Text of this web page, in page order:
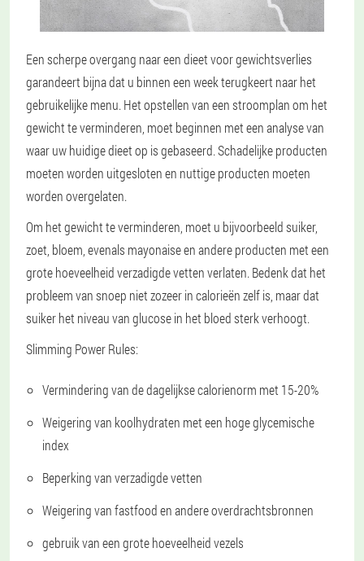
Een scherpe overgang naar een dieet voor gewichtsverlies
garandeert bijna dat u binnen een week terugkeert naar het
gebruikelijke menu. Het opstellen van een stroomplan om het
gewicht te verminderen, moet beginnen met een analyse van
waar uw huidige dieet op is gebaseerd. Schadelijke producten
moeten worden uitgesloten en nuttige producten moeten
worden overgelaten.
Om het gewicht te verminderen, moet u bijvoorbeeld suiker,
zoet, bloem, evenals mayonaise en andere producten met een
grote hoeveelheid verzadigde vetten verlaten. Bedenk dat het
probleem van snoep niet zozeer in calorieën zelf is, maar dat
suiker het niveau van glucose in het bloed sterk verhoogt.
Slimming Power Rules:
Vermindering van de dagelijkse calorienorm met 15-20%
Weigering van koolhydraten met een hoge glycemische
index
Beperking van verzadigde vetten
Weigering van fastfood en andere overdrachtsbronnen
gebruik van een grote hoeveelheid vezels